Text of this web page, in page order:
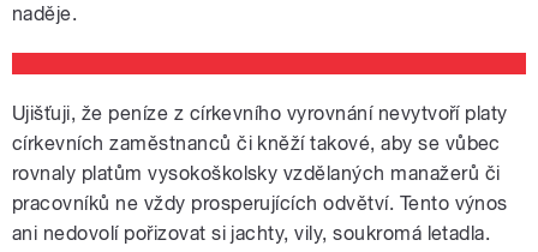
naděje.
Ujišťuji, že peníze z církevního vyrovnání nevytvoří platy
církevních zaměstnanců či kněží takové, aby se vůbec
rovnaly platům vysokoškolsky vzdělaných manažerů či
pracovníků ne vždy prosperujících odvětví. Tento výnos
ani nedovolí pořizovat si jachty, vily, soukromá letadla.